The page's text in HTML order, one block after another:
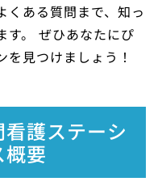
くある質問まで、知っ
す。 ぜひあなたにぴ
見つけましょう！
護ステーシ
概要